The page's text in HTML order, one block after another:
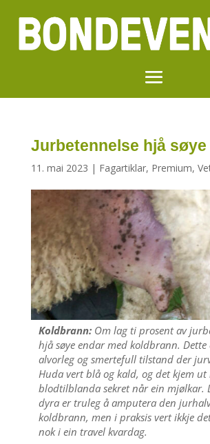
Jurbetennelse hjå søye
11. mai 2023 | Fagartiklar, Premium,
Koldbrann:Om lag ti prosent av
hjå søye endar med koldbrann. Dette
alvorleg og smertefull tilstand der
Huda vert blå og kald, og det kjem
blodtilblanda sekret når ein mjølkar.
dyra er truleg å amputera den
koldbrann, men i praksis vert ikkje
nok i ein travel kvardag.